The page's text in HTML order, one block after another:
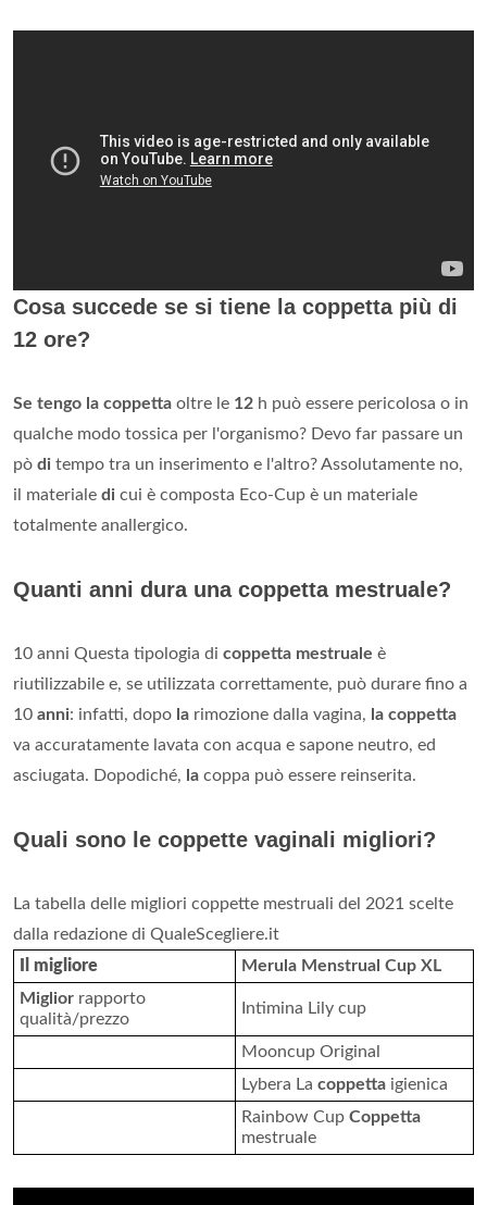
Cosa succede se si tiene la coppetta più di
12 ore?
Se tengo la coppetta oltre le 12 h può essere pericolosa o in
qualche modo tossica per l'organismo? Devo far passare un
pò di tempo tra un inserimento e l'altro? Assolutamente no,
il materiale di cui è composta Eco-Cup è un materiale
totalmente anallergico.
Quanti anni dura una coppetta mestruale?
10 anni Questa tipologia di coppetta mestruale è
riutilizzabile e, se utilizzata correttamente, può durare fino a
10 anni: infatti, dopo la rimozione dalla vagina, la coppetta
va accuratamente lavata con acqua e sapone neutro, ed
asciugata. Dopodiché, la coppa può essere reinserita.
Quali sono le coppette vaginali migliori?
La tabella delle migliori coppette mestruali del 2021 scelte
dalla redazione di QualeScegliere.it
Il migliore
Merula Menstrual Cup XL
Miglior rapporto
qualità/prezzo
Intimina Lily cup
Mooncup Original
Lybera La coppetta igienica
Rainbow Cup Coppetta
mestruale